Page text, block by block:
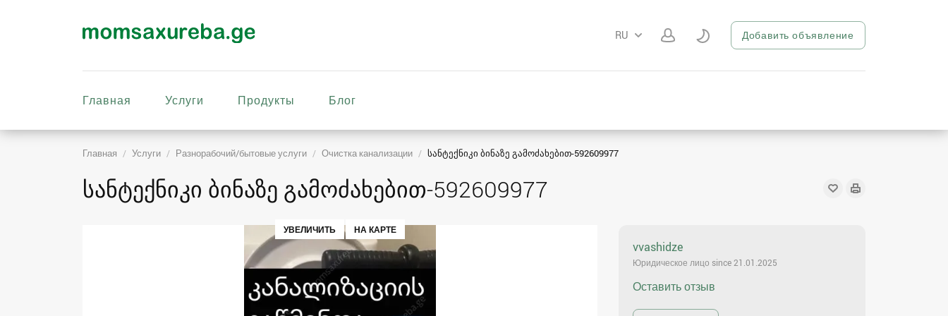
RU Добавить объявление
Главная Услуги Продукты Блог
Главная Услуги Разнорабочий/бытовые услуги Очистка канализации სანტექნიკი ბინაზე გამოძახებით-592609977
სანტექნიკი ბინაზე გამოძახებით-592609977
vvashidze
Юридическое лицо since 21.01.2025
Оставить отзыв
УВЕЛИЧИТЬ НА КАРТЕ